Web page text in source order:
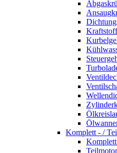
Komplett - /
Teilmotor